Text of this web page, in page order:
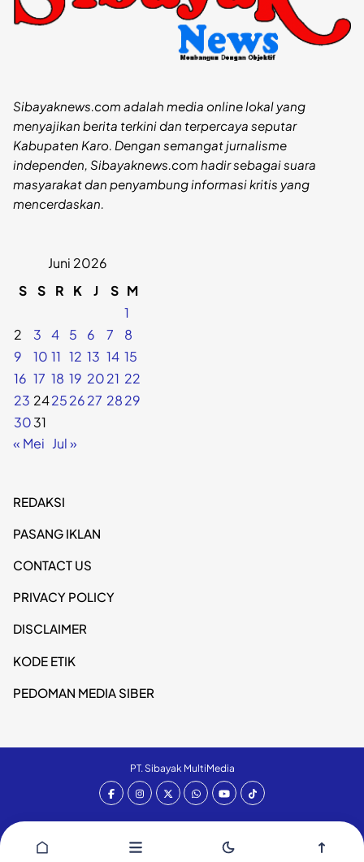
Sibayaknews.com adalah media online lokal yang
menyajikan berita terkini dan terpercaya seputar
Kabupaten Karo. Dengan semangat jurnalisme
independen, Sibayaknews.com hadir sebagai suara
masyarakat dan penyambung informasi kritis yang
mencerdaskan.
Juni 2026
S
S R K J S M
1
2
3 4 5 6 7
8
9
10 11 12 13 14 15
16 17 18 19 2021 22
23 24252627 2829
3031
« Mei Jul »
REDAKSI
PASANG IKLAN
CONTACT US
PRIVACY POLICY
DISCLAIMER
KODE ETIK
PEDOMAN MEDIA SIBER
PT. Sibayak MultiMedia